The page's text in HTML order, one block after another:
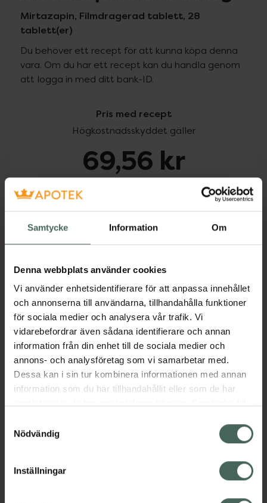
Samtycke Information Om
Denna webbplats använder cookies
Vi använder enhetsidentifierare för att anpassa innehållet
och annonserna till användarna, tillhandahålla funktioner
för sociala medier och analysera vår trafik. Vi
vidarebefordrar även sådana identifierare och annan
information från din enhet till de sociala medier och
annons- och analysföretag som vi samarbetar med.
Dessa kan i sin tur kombinera informationen med annan
information som du har tillhandahållit eller som de har
återkalla ditt samtycke via webbplatsens
cookieinställningar. Ett återkallat samtycke påverkar inte
lagligheten av behandling som skett innan återkallelsen.
Nödvändig
Inställningar
Mirtazapin, Filmdragerad tablett, 28
tablett(er)
Du behöver ett recept för att kunna köpa denna
vara. Om du har ett recept kan du handla genom
att logga in med ditt bank-ID.
Pris med recept
Högkostnadsskyddet gäller
69,56 kr
Köp via ditt recept
Beskrivning Dölj
Läs alltid bipacksedeln innan
användning.
EAN:06432100044266
Visa